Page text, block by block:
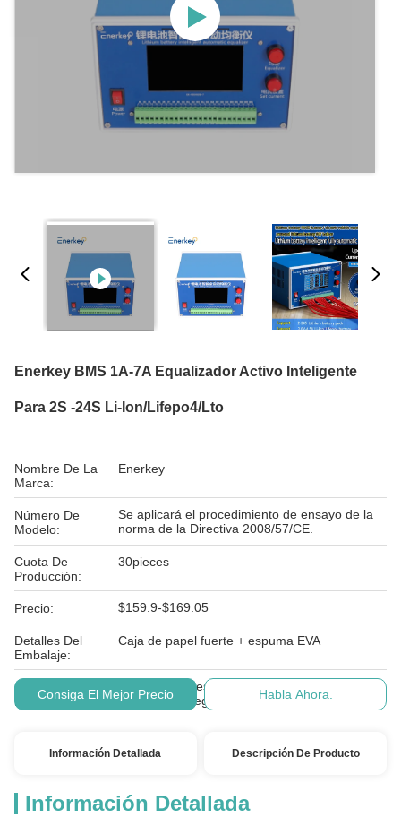
Enerkey BMS 1A-7A Equalizador Activo Inteligente
Para 2S -24S Li-Ion/Lifepo4/Lto
Nombre De La
Marca:
Enerkey
Número De
Modelo:
Se aplicará el procedimiento de ensayo de la
norma de la Directiva 2008/57/CE.
Cuota De
Producción:
30pieces
Precio: $159.9-$169.05
Detalles Del
Embalaje:
Caja de papel fuerte + espuma EVA
Condiciones De
Pago:
Las condiciones de los productos incluidos en
el presente Reglamento son las siguientes:
Consiga El Mejor Precio Habla Ahora.
Información Detallada Descripción De Producto
Información Detallada